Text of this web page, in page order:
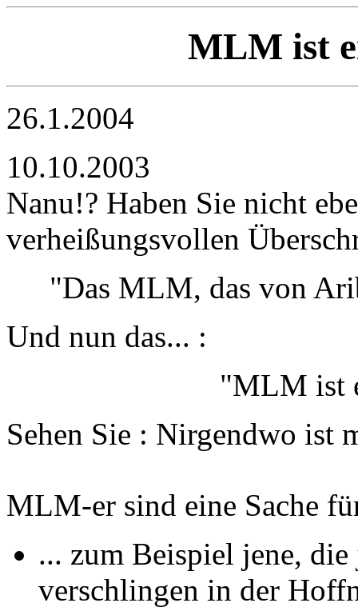
MLM ist
26.1.2004
10.10.2003
Nanu!? Haben Sie nicht
verheißungsvollen
"Das MLM, das von
Und nun das... :
"MLM ist
Sehen Sie : Nirgendwo ist
MLM-er sind eine Sache
... zum Beispiel jene, die
verschlingen in der